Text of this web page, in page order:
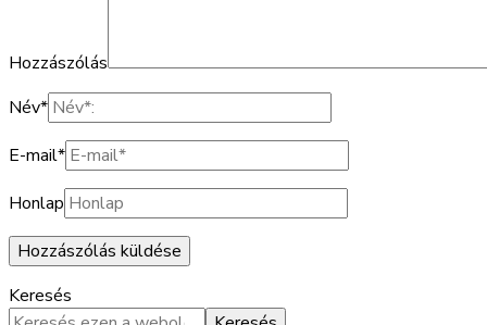
Hozzászólás
Név*
E-mail*
Honlap
Keresés